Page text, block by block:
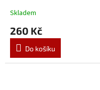
Skladem
260 Kč
Do košíku